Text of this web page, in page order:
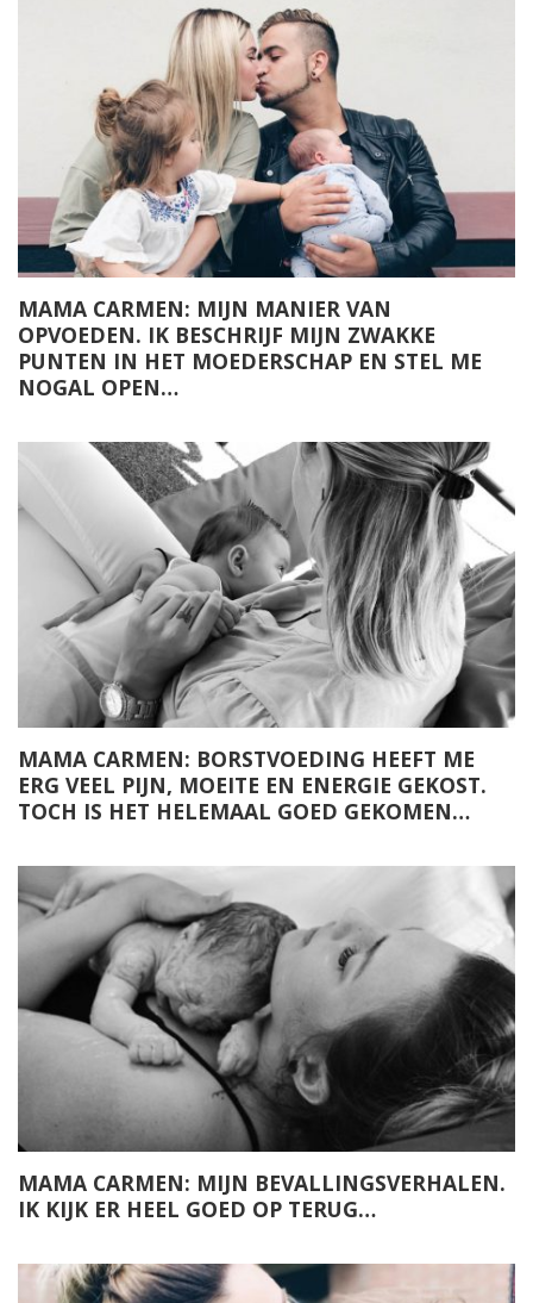
MAMA CARMEN: MIJN MANIER VAN
OPVOEDEN. IK BESCHRIJF MIJN ZWAKKE
PUNTEN IN HET MOEDERSCHAP EN STEL ME
NOGAL OPEN…
MAMA CARMEN: BORSTVOEDING HEEFT ME
ERG VEEL PIJN, MOEITE EN ENERGIE GEKOST.
TOCH IS HET HELEMAAL GOED GEKOMEN…
MAMA CARMEN: MIJN BEVALLINGSVERHALEN.
IK KIJK ER HEEL GOED OP TERUG…